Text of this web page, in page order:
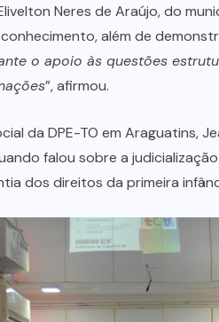
Neres de Araújo, do
além de
o apoio às questões
”, afirmou.
da DPE-TO em Araguatins,
falou sobre a
dos direitos da primeira